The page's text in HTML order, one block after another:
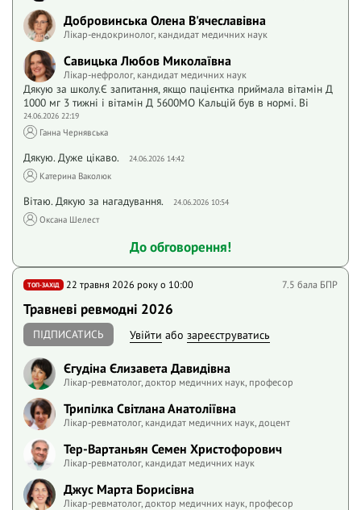
Добровинська Олена В'ячеславівна
Лікар-ендокринолог, кандидат медичних наук
Савицька Любов Миколаївна
Лікар-нефролог, кандидат медичних наук
Дякую за школу.Є запитання, якщо пацієнтка приймала вітамін Д
1000 мг 3 тижні і вітамін Д 5600МО Кальцій був в нормі. Ві
24.06.2026 22:19
Ганна Чернявська
Дякую. Дуже цікаво. 24.06.2026 14:42
Катерина Ваколюк
Вітаю. Дякую за нагадування. 24.06.2026 10:54
Оксана Шелест
До обговорення!
ТОП-ЗАХІД 22 травня 2026 року o 10:00 7.5 бала БПР
Травневі ревмодні 2026
ПІДПИСАТИСЬ Увійти або зареєструватись
Єгудіна Єлизавета Давидівна
Лікар-ревматолог, доктор медичних наук, професор
Трипілка Світлана Анатоліївна
Лікар-ревматолог, кандидат медичних наук, доцент
Тер-Вартаньян Семен Христофорович
Лікар-ревматолог, кандидат медичних наук
Джус Марта Борисівна
Лікар-ревматолог, доктор медичних наук, професор